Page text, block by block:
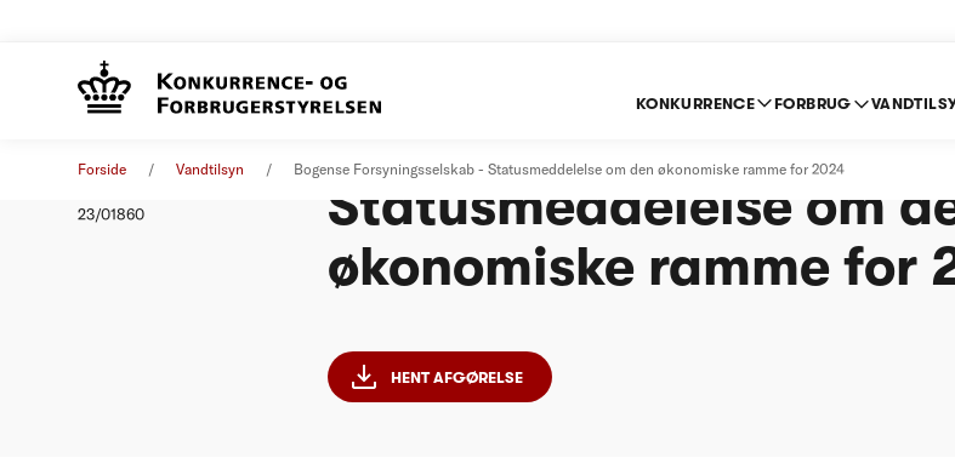
KONKURRENCE FORBRUG
Forside Vandtilsyn Bogense Forsyningsselskab - Statusmeddelelse om den økonomiske ramme for 2024
23/01860
Statusmeddelelse om
økonomiske ramme for
HENT AFGØRELSE